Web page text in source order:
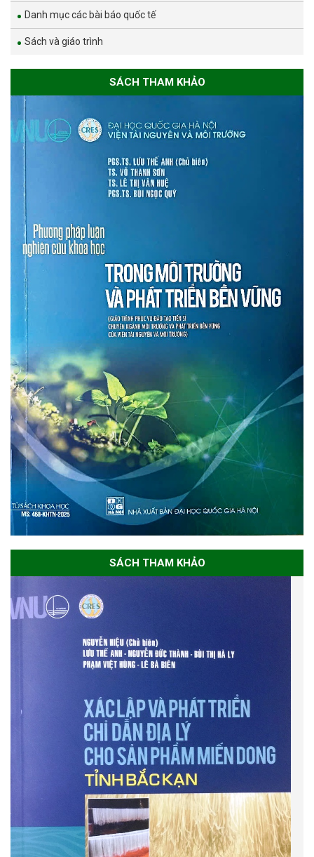
Danh mục các bài báo quốc tế
Sách và giáo trình
SÁCH THAM KHẢO
SÁCH THAM KHẢO